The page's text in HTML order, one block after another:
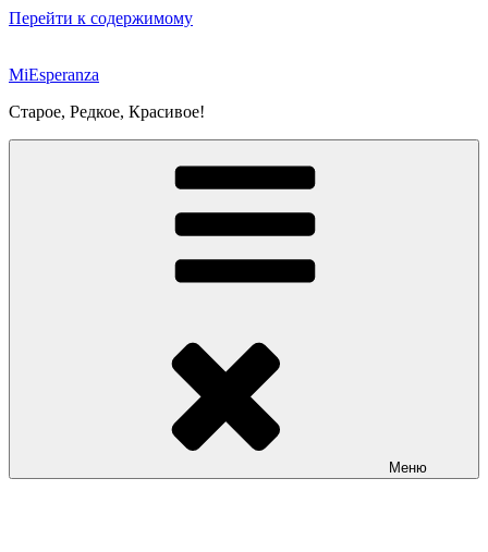
Перейти к содержимому
MiEsperanza
Старое, Редкое, Красивое!
Меню